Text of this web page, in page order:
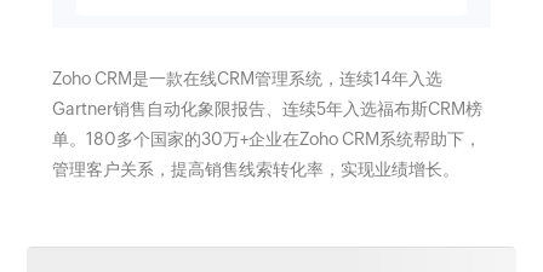
Zoho CRM是一款在线CRM管理系统，连续14年入选
Gartner销售自动化象限报告、连续5年入选福布斯CRM榜
单。180多个国家的30万+企业在Zoho CRM系统帮助下，
管理客户关系，提高销售线索转化率，实现业绩增长。